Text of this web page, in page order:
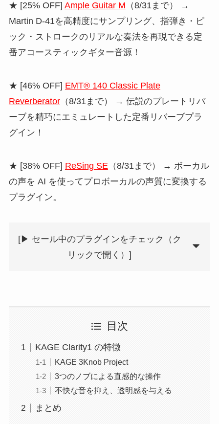
★ [25% OFF] Ample Guitar M （8/31まで） →
Martin D-41を高精度にサンプリング、指弾き・ピ
ック・ストロークのリアルな奏法を再現できる定
番アコースティックギター音源！
★ [46% OFF] EMT® 140 Classic Plate
Reverberator（8/31まで） → 伝説のプレートリバ
ーブを精巧にエミュレートした定番リバーブプラ
グイン！
★ [38% OFF] ReSing SE （8/31まで） → ボーカル
の声を AI を使ってプロボーカルの声質に変換する
プラグイン。
[▶︎ セール中のプラグインをチェック（ク
リックで開く）]
目次
KAGE Clarity1 の特徴
KAGE 3Knob Project
3つのノブによる直感的な操作
不快な音を抑え、透明感を与える
まとめ